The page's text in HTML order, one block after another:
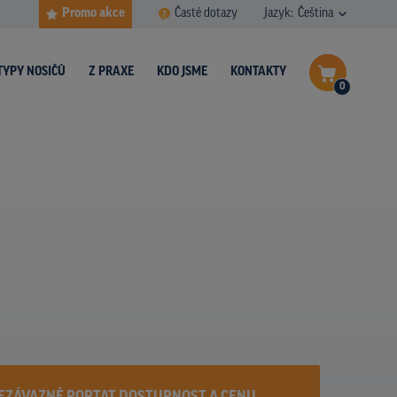
Promo akce Časté dotazy Jazyk: Čeština
0
NOSIČŮ Z PRAXE KDO JSME KONTAKTY